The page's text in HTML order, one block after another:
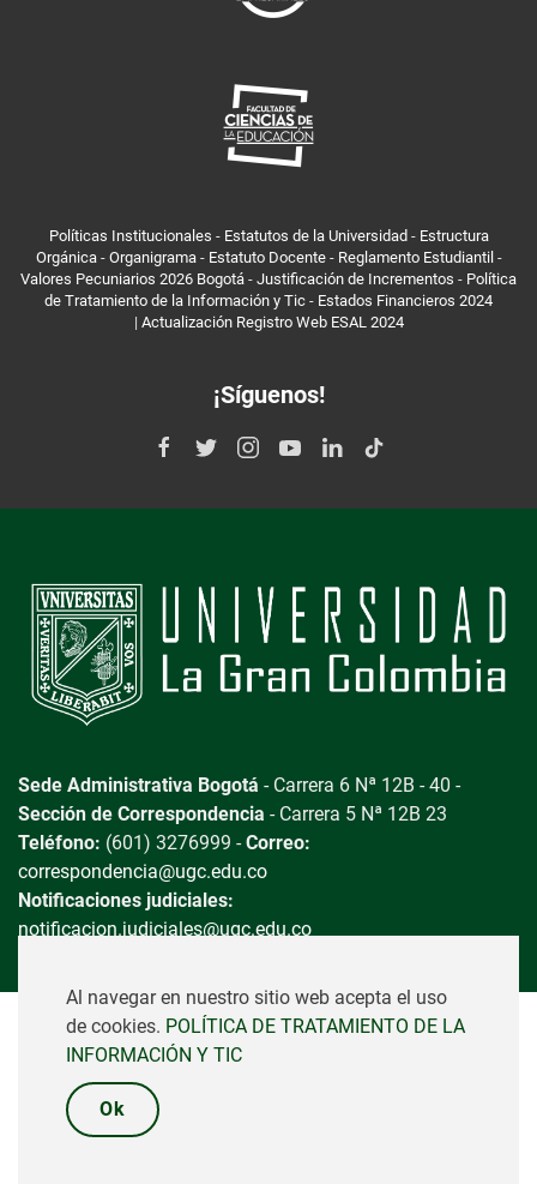
Políticas Institucionales - Estatutos de la Universidad - Estructura
Orgánica- Organigrama- Estatuto Docente- Reglamento Estudiantil -
Valores Pecuniarios 2026 Bogotá - Justificación de Incrementos - Política
de Tratamiento de la Información y Tic - Estados Financieros 2024
| Actualización Registro Web ESAL 2024
¡Síguenos!
Sede Administrativa Bogotá - Carrera 6 Nª 12B - 40 -
Sección de Correspondencia - Carrera 5 Nª 12B 23
Teléfono: (601) 3276999 -Correo:
correspondencia@ugc.edu.co
Notificaciones judiciales:
notificacion.judiciales@ugc.edu.co
Universidad La Gran Colombia - Copyright © 2023 -
Al navegar en nuestro sitio web acepta el uso
de cookies. POLÍTICA DE TRATAMIENTO DE LA
INFORMACIÓN Y TIC
Ok